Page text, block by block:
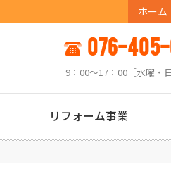
ホーム
076-405-
9：00〜17：00［水曜・
リフォーム事業